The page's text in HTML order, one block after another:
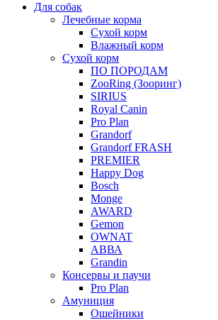
Для собак
Лечебные корма
Сухой корм
Влажный корм
Сухой корм
ПО ПОРОДАМ
ZooRing (Зооринг)
SIRIUS
Royal Canin
Pro Plan
Grandorf
Grandorf FRASH
PREMIER
Happy Dog
Bosch
Monge
AWARD
Gemon
OWNAT
АВВА
Grandin
Консервы и паучи
Pro Plan
Амуниция
Ошейники